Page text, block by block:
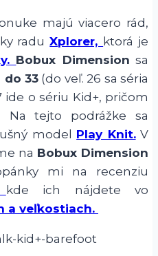
majú viacero rád,
raduXplorer, ktorá je
Bobux Dimension sa
do 33 (do veľ. 26 sa séria
ide o sériu Kid+, pričom
Na tejto podrážke sa
model Play Knit.V
na Bobux Dimension
mi na recenziu
kde ich nájdete vo
a veľkostiach.